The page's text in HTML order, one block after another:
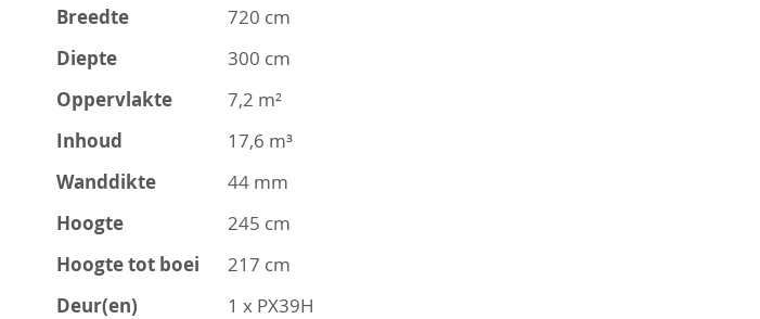
Breedte
720 cm
Diepte
300 cm
Oppervlakte
7,2 m²
Inhoud
17,6 m³
Wanddikte
44 mm
Hoogte
245 cm
Hoogte tot boei
217 cm
Deur(en)
1 x PX39H